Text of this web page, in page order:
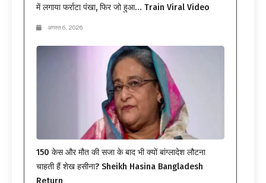
में लगाया फर्राटा पंखा, फिर जो हुआ… Train Viral Video
अगस्त 6, 2026
150 केस और मौत की सजा के बाद भी क्यों बांग्लादेश लौटना
चाहती हैं शेख हसीना? Sheikh Hasina Bangladesh